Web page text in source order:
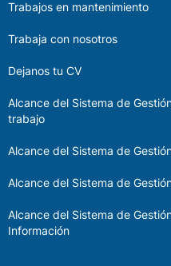
Trabajos en mantenimiento
Trabaja con nosotros
Dejanos tu CV
Alcance del Sistema de
trabajo
Alcance del Sistema de
Alcance del Sistema de
Alcance del Sistema de
Información